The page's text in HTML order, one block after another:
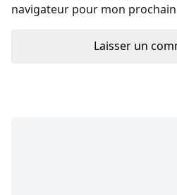
navigateur pour mon